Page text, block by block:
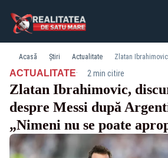
Acasă Știri Actualitate
ACTUALITATE· 2 min citire
Zlatan Ibrahimovic,
despre Messi după
„Nimeni nu se poate